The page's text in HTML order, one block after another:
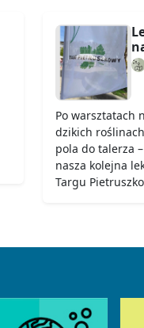
Po warsztatach
dzikich
pola do talerza
nasza kolejna
Targu